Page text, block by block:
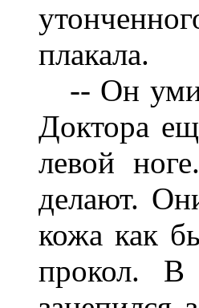
плакала.
-- Он
Доктора
левой
делают.
кожа как
прокол. В